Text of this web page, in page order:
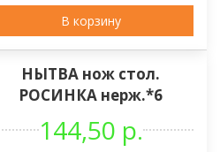
В корзину
НЫТВА нож стол.
РОСИНКА нерж.*6
144,50 р.